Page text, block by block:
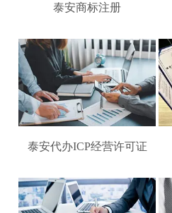
泰安商标注册
泰安代办ICP经营许可证